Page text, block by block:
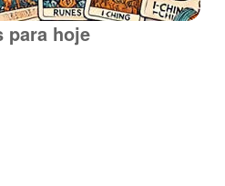
para hoje